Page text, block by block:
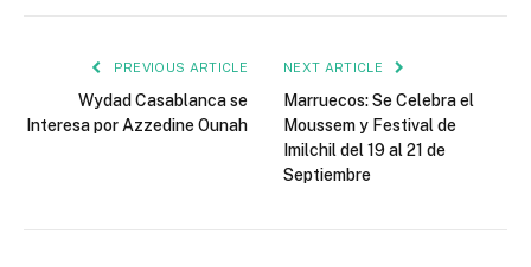
PREVIOUS ARTICLE
Wydad Casablanca se
Interesa por Azzedine Ounah
NEXT ARTICLE
Marruecos: Se Celebra el
Moussem y Festival de
Imilchil del 19 al 21 de
Septiembre